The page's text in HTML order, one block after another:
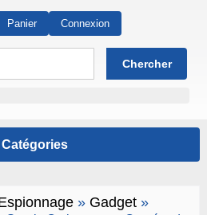
Panier Connexion
» Gadget»